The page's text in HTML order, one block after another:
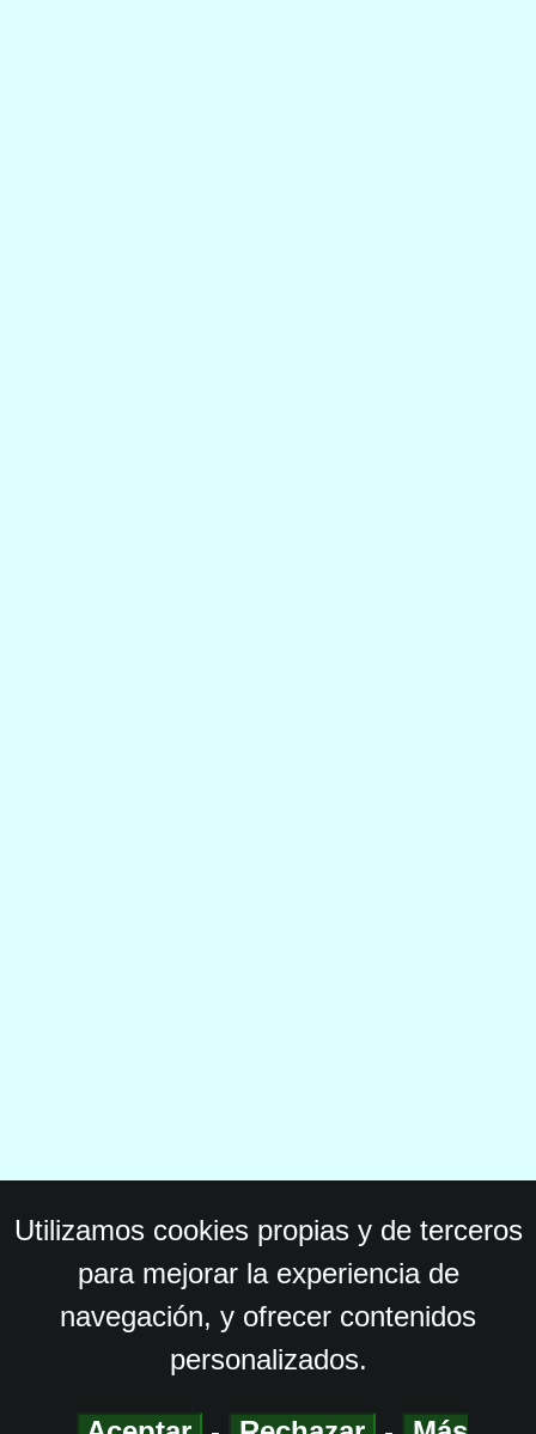
Utilizamos cookies propias y de terceros
para mejorar la experiencia de
navegación, y ofrecer contenidos
personalizados.